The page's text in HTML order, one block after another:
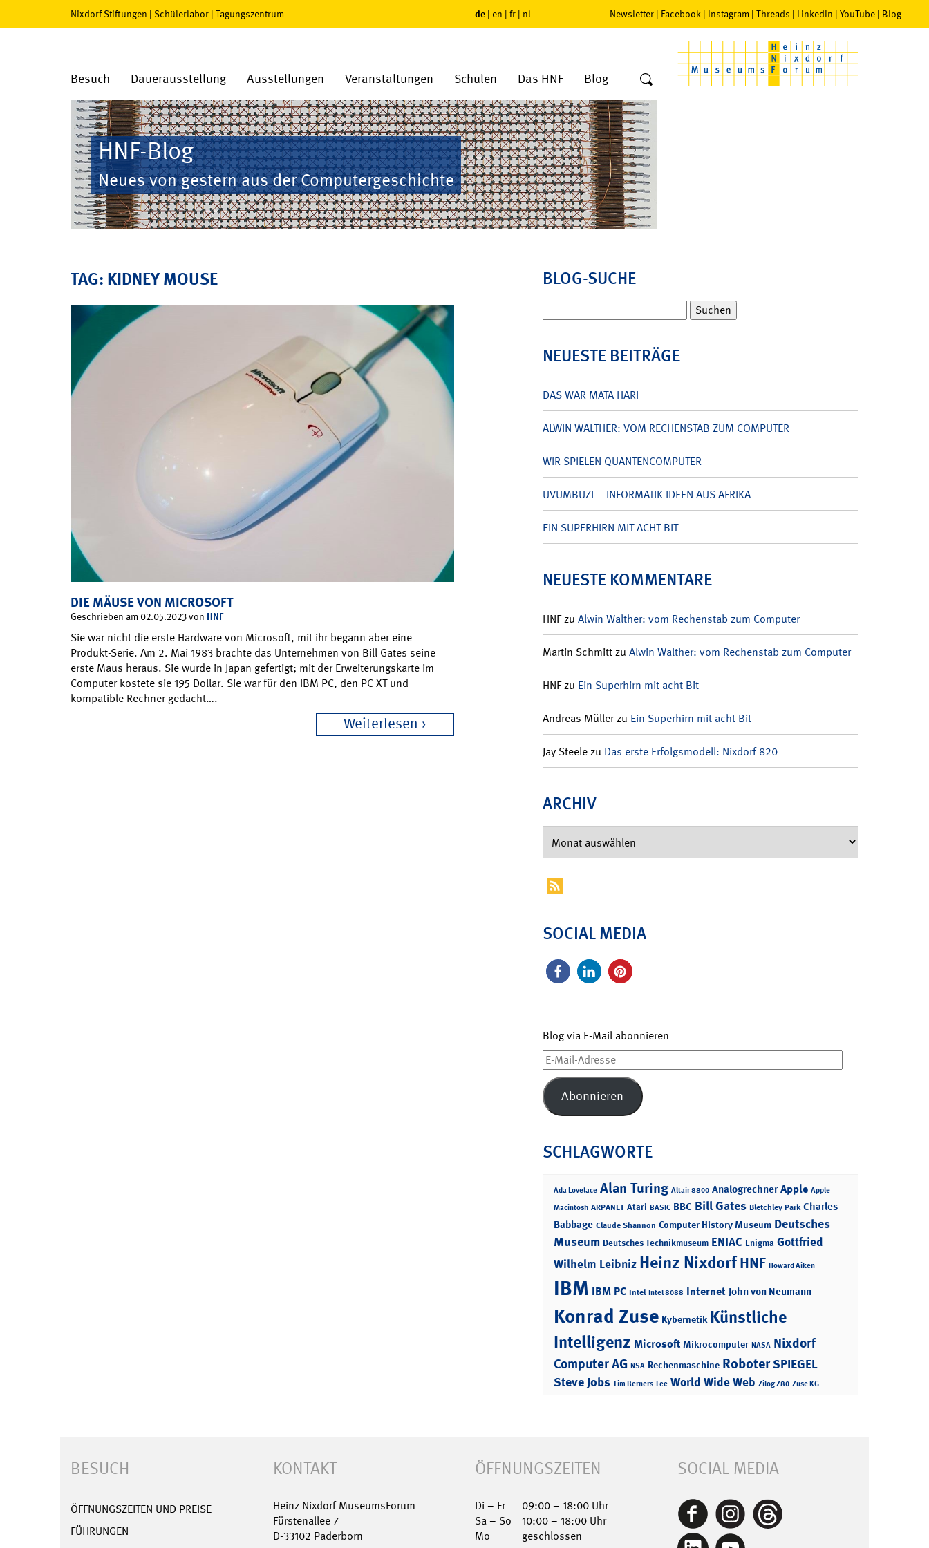
Nixdorf-Stiftungen | Schülerlabor | Tagungszentrum de | en | fr | nl Newsletter | Facebook | Instagram | Threads | LinkedIn | YouTube | Blog
Besuch Dauerausstellung Ausstellungen Veranstaltungen Schulen Das HNF Blog
HNF-Blog
Neues von gestern aus der Computergeschichte
TAG: KIDNEY MOUSE
DIE MÄUSE VON MICROSOFT
Geschrieben am 02.05.2023 von HNF
Sie war nicht die erste Hardware von Microsoft, mit ihr begann aber eine
Produkt-Serie. Am 2. Mai 1983 brachte das Unternehmen von Bill Gates seine
erste Maus heraus. Sie wurde in Japan gefertigt; mit der Erweiterungskarte im
Computer kostete sie 195 Dollar. Sie war für den IBM PC, den PC XT und
kompatible Rechner gedacht….
Weiterlesen
BLOG-SUCHE
nach:
NEUESTE BEITRÄGE
DAS WAR MATA HARI
ALWIN WALTHER: VOM RECHENSTAB ZUM COMPUTER
WIR SPIELEN QUANTENCOMPUTER
UVUMBUZI – INFORMATIK-IDEEN AUS AFRIKA
EIN SUPERHIRN MIT ACHT BIT
NEUESTE KOMMENTARE
HNFzu Alwin Walther: vom Rechenstab zum Computer
Martin Schmittzu Alwin Walther: vom Rechenstab zum Computer
HNFzu Ein Superhirn mit acht Bit
Andreas Müllerzu Ein Superhirn mit acht Bit
Jay Steelezu Das erste Erfolgsmodell: Nixdorf 820
ARCHIV
SOCIAL MEDIA
Blog via E-Mail abonnieren
E-
Mail-
Adresse
Abonnieren
SCHLAGWORTE
Ada Lovelace Alan Turing Altair 8800 Analogrechner Apple Apple
Macintosh ARPANET Atari BASIC BBC Bill Gates Bletchley Park Charles
Babbage Claude Shannon Computer History Museum Deutsches
Museum Deutsches Technikmuseum ENIAC Enigma Gottfried
Wilhelm Leibniz Heinz NixdorfHNF Howard Aiken
IBM IBM PC Intel Intel 8088 Internet John von Neumann
Konrad Zuse Kybernetik Künstliche
Intelligenz Microsoft Mikrocomputer NASA Nixdorf
Computer AG NSA Rechenmaschine RoboterSPIEGEL
Steve Jobs Tim Berners-Lee World Wide Web Zilog Z80 Zuse KG
BESUCH
ÖFFNUNGSZEITEN UND PREISE
FÜHRUNGEN
KONTAKT
Heinz Nixdorf MuseumsForum
Fürstenallee 7
D-33102 Paderborn
ÖFFNUNGSZEITEN
Di – Fr
09:00 – 18:00 Uhr
Sa – So
10:00 – 18:00 Uhr
Mo
geschlossen
SOCIAL MEDIA